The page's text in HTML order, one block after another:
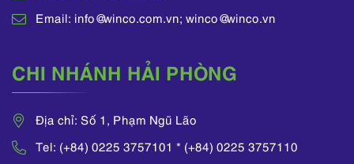
Email: info@winco.com.vn; winco@winco.vn
CHI NHÁNH HẢI PHÒNG
Địa chỉ: Số 1, Phạm Ngũ Lão
Tel: (+84) 0225 3757101 * (+84) 0225 3757110